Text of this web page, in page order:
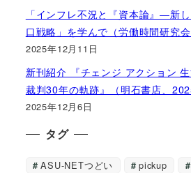
「インフレ不況と『資本論』―新
口戦略」を学んで（労働時間研究会
2025年12月11日
新刊紹介 『チェンジ アクション
裁判30年の軌跡』（明石書店、
2025年12月6日
タグ
ASU-NETつどい pickup